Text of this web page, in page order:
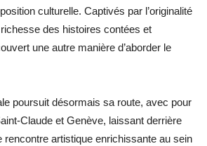
culturelle. Captivés par l’originalité
des histoires contées et
une autre manière d’aborder le
poursuit désormais sa route, avec pour
Claude et Genève, laissant derrière
rencontre artistique enrichissante au sein